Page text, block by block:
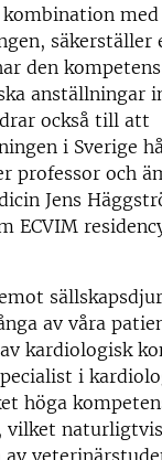
med
säkerställer
den
anställningar
också till att
i Sverige
professor och
Jens
ECVIM
av våra
kardiologisk
i
höga
vilket
av